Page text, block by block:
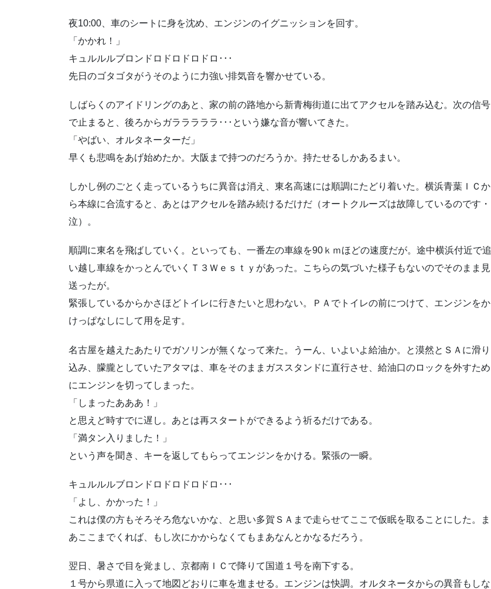
夜10:00、車のシートに身を沈め、エンジンのイグニッションを回す。
「かかれ！」
キュルルルブロンドロドロドロドロ･･･
先日のゴタゴタがうそのように力強い排気音を響かせている。
しばらくのアイドリングのあと、家の前の路地から新青梅街道に出てアクセルを踏み込む。次の信号
で止まると、後ろからガラララララ･･･という嫌な音が響いてきた。
「やばい、オルタネーターだ」
早くも悲鳴をあげ始めたか。大阪まで持つのだろうか。持たせるしかあるまい。
しかし例のごとく走っているうちに異音は消え、東名高速には順調にたどり着いた。横浜青葉ＩＣか
ら本線に合流すると、あとはアクセルを踏み続けるだけだ（オートクルーズは故障しているのです・
泣）。
順調に東名を飛ばしていく。といっても、一番左の車線を90ｋｍほどの速度だが。途中横浜付近で追
い越し車線をかっとんでいくＴ３Ｗｅｓｔｙがあった。こちらの気づいた様子もないのでそのまま見
送ったが。
緊張しているからかさほどトイレに行きたいと思わない。ＰＡでトイレの前につけて、エンジンをか
けっぱなしにして用を足す。
名古屋を越えたあたりでガソリンが無くなって来た。うーん、いよいよ給油か。と漠然とＳＡに滑り
込み、朦朧としていたアタマは、車をそのままガススタンドに直行させ、給油口のロックを外すため
にエンジンを切ってしまった。
「しまったあああ！」
と思えど時すでに遅し。あとは再スタートができるよう祈るだけである。
「満タン入りました！」
という声を聞き、キーを返してもらってエンジンをかける。緊張の一瞬。
キュルルルブロンドロドロドロドロ･･･
「よし、かかった！」
これは僕の方もそろそろ危ないかな、と思い多賀ＳＡまで走らせてここで仮眠を取ることにした。ま
あここまでくれば、もし次にかからなくてもまあなんとかなるだろう。
翌日、暑さで目を覚まし、京都南ＩＣで降りて国道１号を南下する。
１号から県道に入って地図どおりに車を進ませる。エンジンは快調。オルタネータからの異音もしな